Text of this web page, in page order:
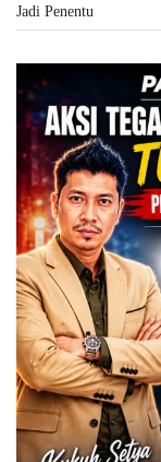
Jadi Penentu